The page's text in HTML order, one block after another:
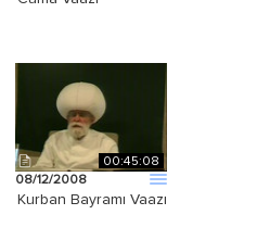
00:45:08
08/12/2008
Kurban Bayramı Vaazı